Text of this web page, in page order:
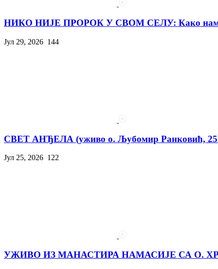
НИКО НИЈЕ ПРОРОК У СВОМ СЕЛУ: Како нам
Јул 29, 2026 144
СВЕТ АНЂЕЛА (уживо о. Љубомир Ранковић, 25.
Јул 25, 2026 122
УЖИВО ИЗ МАНАСТИРА НАМАСИЈЕ СА О.